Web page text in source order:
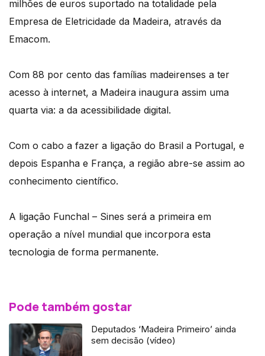
milhões de euros suportado na totalidade pela
Empresa de Eletricidade da Madeira, através da
Emacom.
Com 88 por cento das famílias madeirenses a ter
acesso à internet, a Madeira inaugura assim uma
quarta via: a da acessibilidade digital.
Com o cabo a fazer a ligação do Brasil a Portugal, e
depois Espanha e França, a região abre-se assim ao
conhecimento científico.
A ligação Funchal – Sines será a primeira em
operação a nível mundial que incorpora esta
tecnologia de forma permanente.
Pode também gostar
Deputados ‘Madeira Primeiro’ ainda
sem decisão (vídeo)